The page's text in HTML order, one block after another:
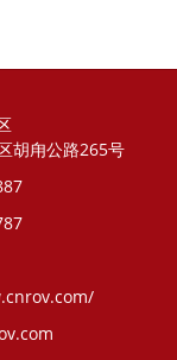
胡甪公路265号